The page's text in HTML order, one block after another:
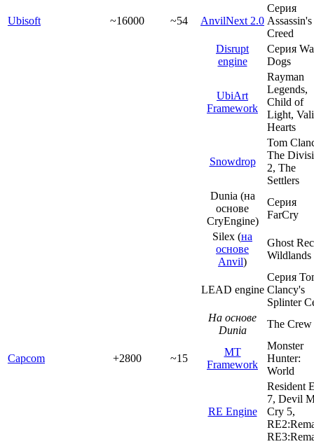
Ubisoft ~16000 ~54 AnvilNext 2.0
Серия
Assassin's
Creed
Disrupt
engine
Серия
Dogs
UbiArt
Framework
Rayman
Legends,
Child of
Light,
Hearts
Snowdrop
Tom
The
2, The
Settlers
Dunia (на
основе
CryEngine)
Серия
FarCry
Silex (на
основе
Anvil)
Ghost
Wildlands
LEAD engine
Серия
Clancy's
Splinter
На основе
Dunia
The Crew
Capcom +2800 ~15
MT
Framework
Monster
Hunter:
World
RE Engine
Resident
7, Devil
Cry 5,